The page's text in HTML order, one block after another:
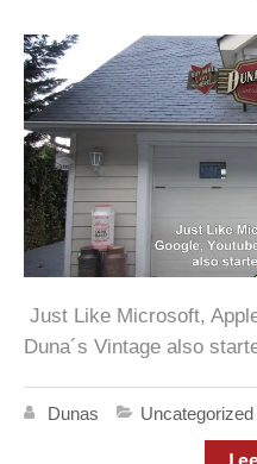
Just Like Microsoft,
Duna´s Vintage also
Dunas Uncategorized